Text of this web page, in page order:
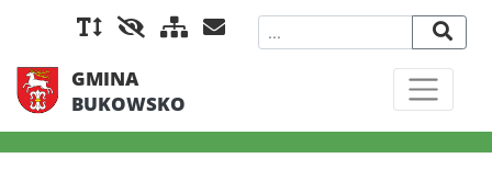
GMINA
BUKOWSKO